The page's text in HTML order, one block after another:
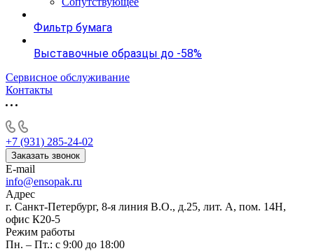
Фильтр бумага
Выставочные образцы до -58%
Сервисное обслуживание
Контакты
+7 (931) 285-24-02
Заказать звонок
E-mail
info@ensopak.ru
Адрес
г. Санкт-Петербург, 8-я линия В.О., д.25, лит. А, пом. 14Н,
офис К20-5
Режим работы
Пн. – Пт.: с 9:00 до 18:00